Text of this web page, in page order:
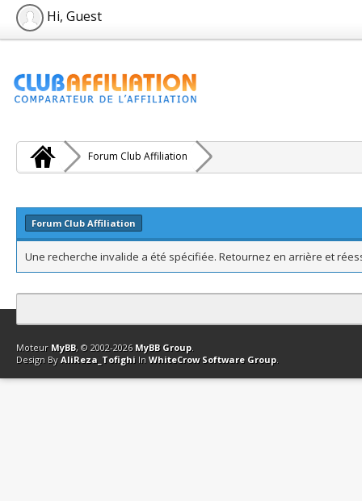
Hi, Guest
Forum Club Affiliation
Forum Club Affiliation
Une recherche invalide a été spécifiée. Retournez en arrière et
Contact Club Affiliation Retourner en haut Version bas-débit
Moteur MyBB, © 2002-2026 MyBB Group.
Design By AliReza_Tofighi In WhiteCrow Software Group.